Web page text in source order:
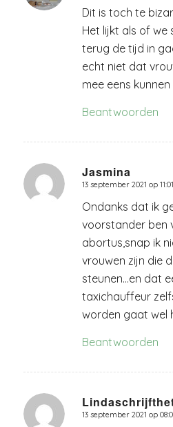
Dit is toch te
Het lijkt als of we
terug de tijd in
echt niet dat
mee eens kunnen
Beantwoorden
Jasmina
zegt:
13 september 2021 op 11:01
Ondanks dat ik
voorstander ben
abortus,snap ik
vrouwen zijn die
steunen…en dat
taxichauffeur
worden gaat wel
Beantwoorden
zegt:
13 september 2021 op